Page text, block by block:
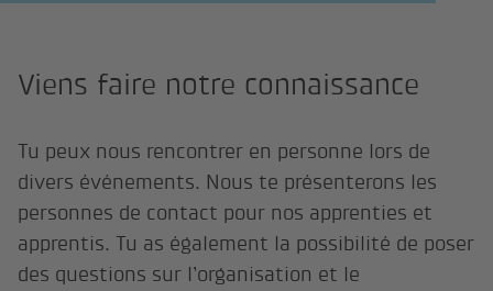
Viens faire notre connaissance
Tu peux nous rencontrer en personne lors de
divers événements. Nous te présenterons les
personnes de contact pour nos apprenties et
apprentis. Tu as également la possibilité de poser
des questions sur l’organisation et le